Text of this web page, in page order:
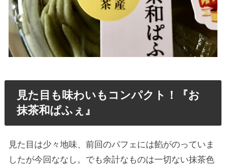
見た目も味わいもコンパクト！『お
抹茶和ぱふぇ』
見た目は少々地味、前回のパフェには餡がのっていま
したが今回ななし。でも余計なものは一切ない抹茶色